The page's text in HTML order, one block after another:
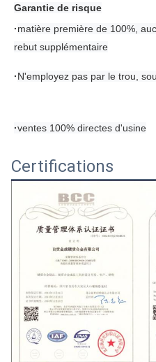
Garantie de risque
·matière première de 100%,
rebut supplémentaire
·N'employez pas par le trou,
·ventes 100% directes d'usine
Certifications